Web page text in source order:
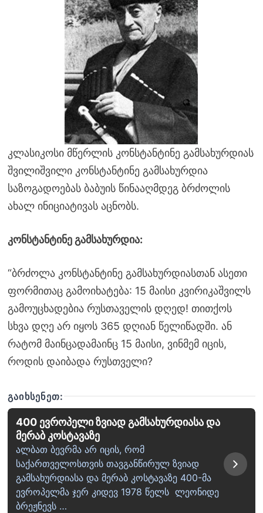
კლასიკოსი მწერლის კონსტანტინე გამსახურდიას
შვილიშვილი კონსტანტინე გამსახურდია
საზოგადოებას ბაბუის წინააღმდეგ ბრძოლის
ახალ ინიციატივას აცნობს.
კონსტანტინე გამსახურდია:
“ბრძოლა კონსტანტინე გამსახურდიასთან ასეთი
ფორმითაც გამოიხატება: 15 მაისი კვირიკაშვილს
გამოუცხადებია რუსთაველის დღედ! თითქოს
სხვა დღე არ იყოს 365 დღიან წელიწადში. ან
რატომ მაინცადამაინც 15 მაისი, ვინმემ იცის,
როდის დაიბადა რუსთველი?
ᲒᲐᲘᲮᲡᲔᲜᲔᲗ:
400 ევროპელი ზვიად გამსახურდიასა და
მერაბ კოსტავაზე
ალბათ ბევრმა არ იცის, რომ
საქართველოსთვის თავგანწირულ ზვიად
გამსახურდიასა და მერაბ კოსტავაზე 400-მა
ევროპელმა ჯერ კიდევ 1978 წელს ლეონიდე
ბრეჟნევს …